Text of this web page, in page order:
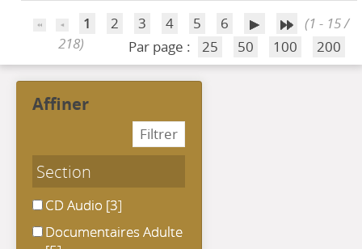
1 2 3 4 5 6
(1 - 15 /
218)
Par page : 25 50 100 200
affiner
Section
CD Audio
CD Audio [3]
Documentaires Adulte
Documentaires Adulte